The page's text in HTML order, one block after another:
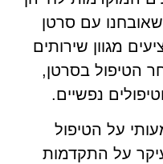
עם סרטן
מגוון שירותים
הטיפול בסרטן,
נפשיים.
על הטיפול
על התקדמות